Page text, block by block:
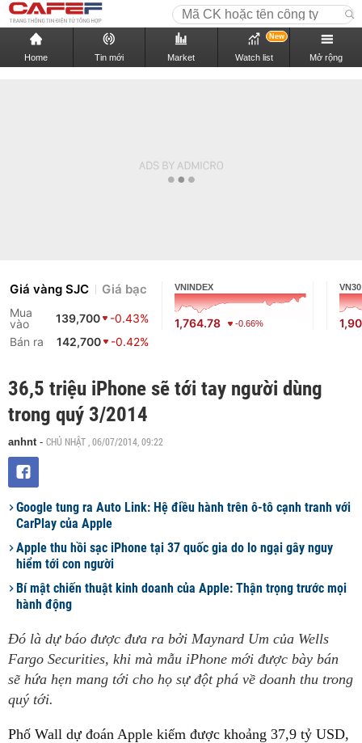
Home Tin mới Market Watch list
New
Mở rộng
Giá vàng SJC Giá bạc
Mua
vào
139,700
-0.43%
Bán ra
142,700 -0.42%
VNINDEX
1,764.78 -0.66%
VN30
36,5 triệu iPhone sẽ tới tay người dùng
trong quý 3/2014
anhnt- CHỦ NHẬT , 06/07/2014, 09:22
Google tung ra Auto Link: Hệ điều hành trên ô-tô cạnh tranh với
CarPlay của Apple
Apple thu hồi sạc iPhone tại 37 quốc gia do lo ngại gây nguy
hiểm tới con người
Bí mật chiến thuật kinh doanh của Apple: Thận trọng trước mọi
hành động
Đó là dự báo được đưa ra bởi Maynard Um của Wells
Fargo Securities, khi mà mẫu iPhone mới được bày bán
sẽ hứa hẹn mang tới cho họ sự đột phá về doanh thu trong
quý tới.
Phố Wall dự đoán Apple kiếm được khoảng 37,9 tỷ USD,